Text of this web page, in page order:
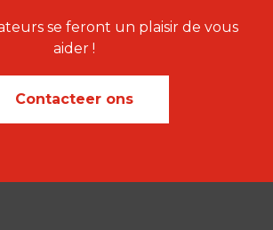
se feront un plaisir de vous
aider !
Contacteer ons